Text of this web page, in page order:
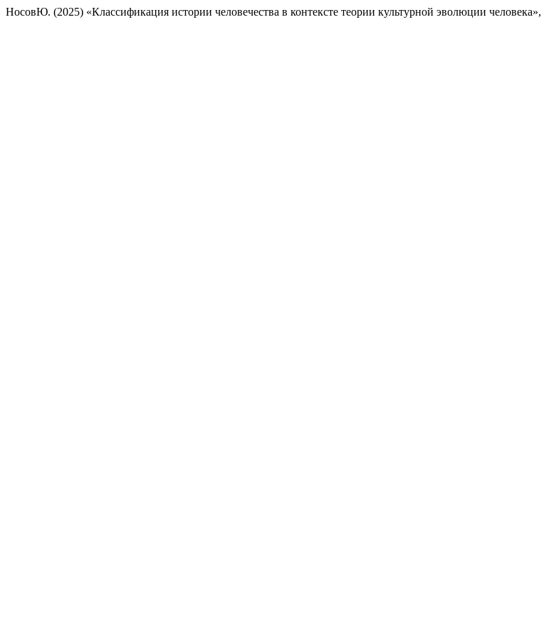
НосовЮ. (2025) «Классификация истории человечества в контексте теории культурной эволюции человека»,